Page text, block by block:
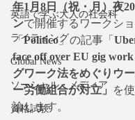
英語で学ぶ大人の社会科
ライティング
Global News
ソーシャル・メディア
資格試験
年1月8日（祝・月）夜
ンで開催するワークショ
「Politico」の記事「
face off over EU gig
グワーク法をめぐりウ
ー労働組合が対立」
を
論します。